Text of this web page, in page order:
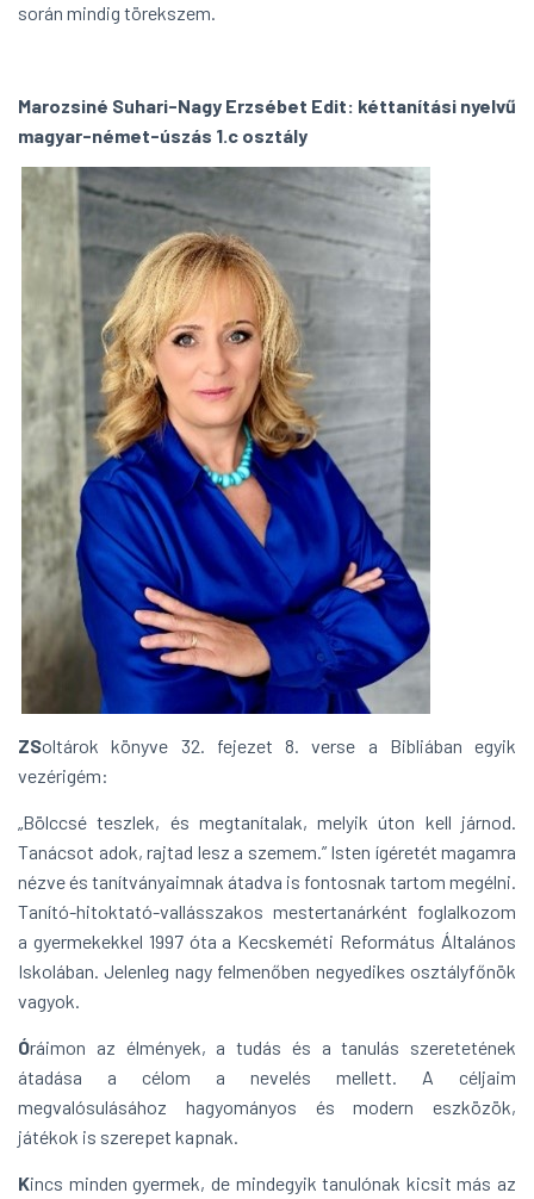
során mindig törekszem.
Marozsiné Suhari-Nagy Erzsébet Edit: kéttanítási nyelvű
magyar-német-úszás 1.c osztály
ZSoltárok könyve 32. fejezet 8. verse a Bibliában egyik
vezérigém:
„Bölccsé teszlek, és megtanítalak, melyik úton kell járnod.
Tanácsot adok, rajtad lesz a szemem.” Isten ígéretét magamra
nézve és tanítványaimnak átadva is fontosnak tartom megélni.
Tanító-hitoktató-vallásszakos mestertanárként foglalkozom
a gyermekekkel 1997 óta a Kecskeméti Református Általános
Iskolában. Jelenleg nagy felmenőben negyedikes osztályfőnök
vagyok.
Óráimon az élmények, a tudás és a tanulás szeretetének
átadása a célom a nevelés mellett. A céljaim
megvalósulásához hagyományos és modern eszközök,
játékok is szerepet kapnak.
Kincs minden gyermek, de mindegyik tanulónak kicsit más az